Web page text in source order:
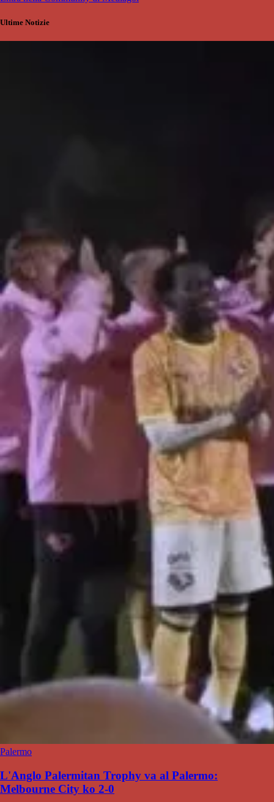
Ultime Notizie
Palermo
L'Anglo Palermitan Trophy va al Palermo:
Melbourne City ko 2-0